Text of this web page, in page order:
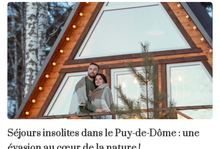
Séjours insolites dans le Puy-de-Dôme : une